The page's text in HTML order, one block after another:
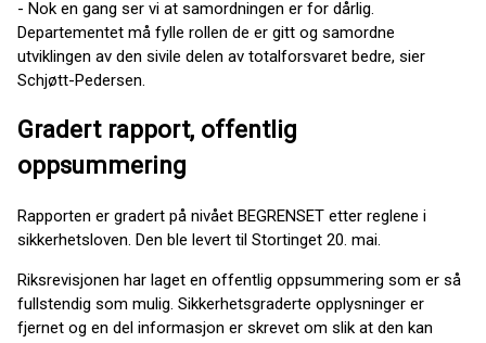
- Nok en gang ser vi at samordningen er for dårlig.
Departementet må fylle rollen de er gitt og samordne
utviklingen av den sivile delen av totalforsvaret bedre, sier
Schjøtt-Pedersen.
Gradert rapport, offentlig
oppsummering
Rapporten er gradert på nivået BEGRENSET etter reglene i
sikkerhetsloven. Den ble levert til Stortinget 20. mai.
Riksrevisjonen har laget en offentlig oppsummering som er så
fullstendig som mulig. Sikkerhetsgraderte opplysninger er
fjernet og en del informasjon er skrevet om slik at den kan